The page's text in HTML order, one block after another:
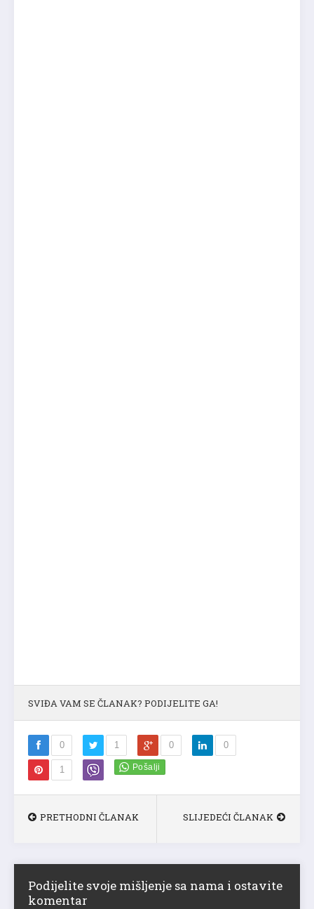
SVIĐA VAM SE ČLANAK? PODIJELITE GA!
0 1 0 0
1
PRETHODNI ČLANAK SLIJEDEĆI ČLANAK
Podijelite svoje mišljenje sa nama i ostavite
komentar